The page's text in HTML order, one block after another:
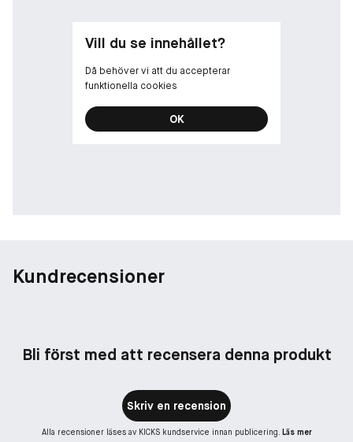
Vill du se innehållet?
Då behöver vi att du accepterar
funktionella cookies
OK
Kundrecensioner
Bli först med att recensera denna produkt
Skriv en recension
Alla recensioner läses av KICKS kundservice innan publicering. Läs mer